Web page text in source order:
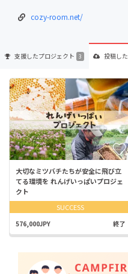
cozy-room.net/
支援したプロジェクト 3 投稿した
大切なミツバチたちが安全に飛び立
てる環境を れんげいっぱいプロジェ
クト
SUCCESS
576,000JPY 終了